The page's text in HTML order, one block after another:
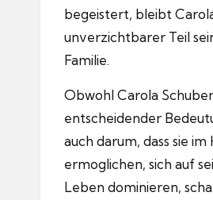
begeistert, bleibt
unverzichtbarer Teil
Familie.
Obwohl Carola
entscheidender
auch darum, dass sie
ermoglichen, sich auf
Leben dominieren,